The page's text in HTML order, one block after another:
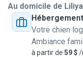
Au domicile de
Hébergement
Votre chien
Ambiance
à partir de 59 $ /